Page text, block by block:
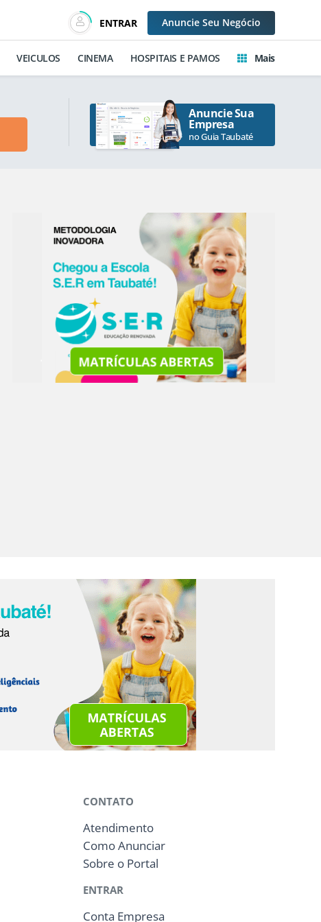
ENTRAR Anuncie Seu Negócio
VEICULOS CINEMA HOSPITAIS E PAMOS Mais
Anuncie Sua
Empresa
no Guia Taubaté
CONTATO
Atendimento
Como Anunciar
Sobre o Portal
ENTRAR
Conta Empresa